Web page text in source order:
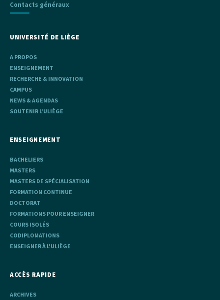
Contacts généraux
UNIVERSITÉ DE LIÈGE
A PROPOS
ENSEIGNEMENT
RECHERCHE & INNOVATION
CAMPUS
NEWS & AGENDAS
SOUTENIR L'ULIÈGE
ENSEIGNEMENT
BACHELIERS
MASTERS
MASTERS DE SPÉCIALISATION
FORMATION CONTINUE
DOCTORAT
FORMATIONS POUR ENSEIGNER
COURS ISOLÉS
CODIPLOMATIONS
ENSEIGNER À L'ULIÈGE
ACCÈS RAPIDE
ARCHIVES